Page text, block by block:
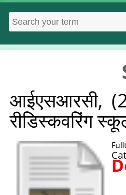
आईएसआरसी,
रीडिस्‍कवरिंग